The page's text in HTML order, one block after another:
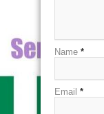
Name *
Email *